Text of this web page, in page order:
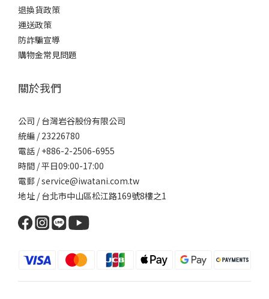
退換貨政策
運送政策
防詐騙宣導
購物金常見問題
關於我們
公司 / 台灣岩谷股份有限公司
統編 / 23226780
電話 / +886-2-2506-6955
時間 / 平日09:00-17:00
電郵 / service@iwatani.com.tw
地址 / 台北市中山區松江路169號8樓之1